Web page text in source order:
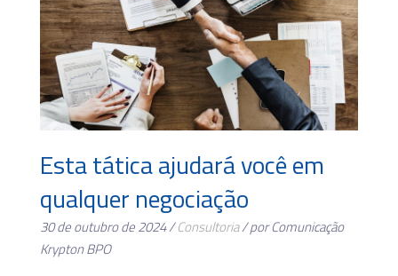
Esta tática ajudará você em
qualquer negociação
30 de outubro de 2024 /Consultoria/ por Comunicação
Krypton BPO